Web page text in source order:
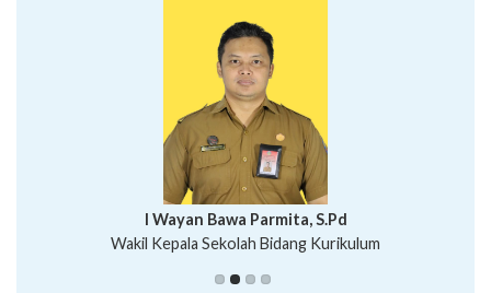
Putu Suhartana, S.Pd.
I Wayan Bawa Parmita, S.Pd
Wakil Kepala Sekolah Bidang Kurikulum
I Wayan Gede Aditya Pratita, S.Pd., M.Sn
Ni Wayan Nopi Sutantri, S.Pd.